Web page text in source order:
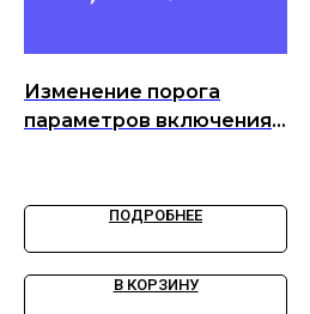
Изменение порога
параметров включения
переключения
ПОДРОБНЕЕ
В КОРЗИНУ